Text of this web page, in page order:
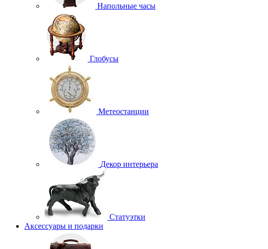
Напольные часы
Глобусы
Метеостанции
Декор интерьера
Статуэтки
Аксессуары и подарки